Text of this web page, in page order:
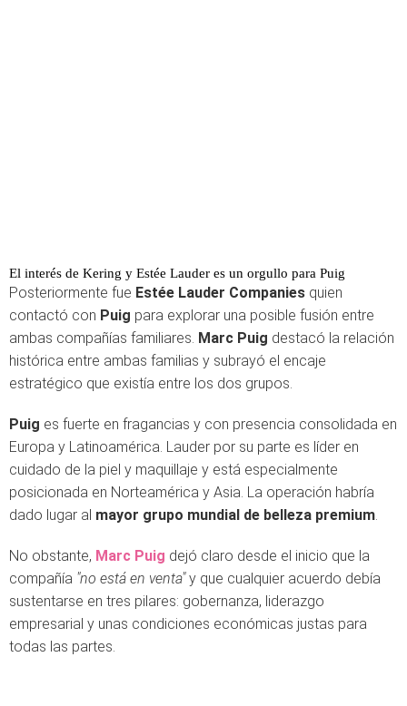
El interés de Kering y Estée Lauder es un orgullo para Puig
Posteriormente fue Estée Lauder Companies quien
contactó con Puig para explorar una posible fusión entre
ambas compañías familiares. Marc Puig destacó la relación
histórica entre ambas familias y subrayó el encaje
estratégico que existía entre los dos grupos.
Puig es fuerte en fragancias y con presencia consolidada en
Europa y Latinoamérica. Lauder por su parte es líder en
cuidado de la piel y maquillaje y está especialmente
posicionada en Norteamérica y Asia. La operación habría
dado lugar al mayor grupo mundial de belleza premium.
No obstante, Marc Puig dejó claro desde el inicio que la
compañía "no está en venta"y que cualquier acuerdo debía
sustentarse en tres pilares: gobernanza, liderazgo
empresarial y unas condiciones económicas justas para
todas las partes.